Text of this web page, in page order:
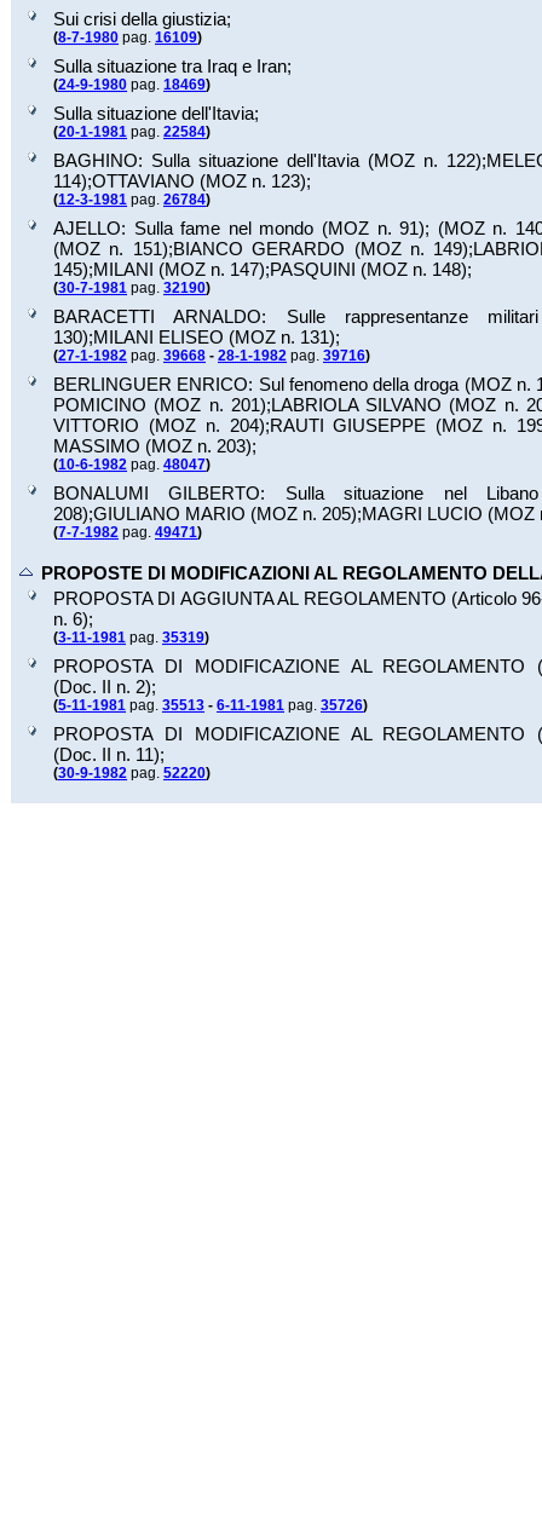
Sui crisi della giustizia;
(8-7-1980 pag. 16109)
Sulla situazione tra Iraq e Iran;
(24-9-1980 pag. 18469)
Sulla situazione dell'Itavia;
(20-1-1981 pag. 22584)
BAGHINO: Sulla situazione dell'Itavia (MOZ n. 122);
114);OTTAVIANO (MOZ n. 123);
(12-3-1981 pag. 26784)
AJELLO: Sulla fame nel mondo (MOZ n.91); (MOZ n.
(MOZ n. 151);BIANCO GERARDO (MOZ n. 149);
145);MILANI (MOZ n. 147);PASQUINI (MOZ n. 148);
(30-7-1981 pag. 32190)
BARACETTI ARNALDO: Sulle rappresentanze
130);MILANI ELISEO (MOZ n. 131);
(27-1-1982 pag. 39668 - 28-1-1982 pag. 39716)
BERLINGUER ENRICO: Sul fenomeno della droga (MOZ n.
POMICINO (MOZ n. 201);LABRIOLA SILVANO (MOZ n.
VITTORIO (MOZ n. 204);RAUTI GIUSEPPE (MOZ n.
MASSIMO (MOZ n. 203);
(10-6-1982 pag. 48047)
BONALUMI GILBERTO: Sulla situazione nel
208);GIULIANO MARIO (MOZ n. 205);MAGRI LUCIO (MOZ
(7-7-1982 pag. 49471)
PROPOSTE DI MODIFICAZIONI AL REGOLAMENTO
PROPOSTA DI AGGIUNTA AL REGOLAMENTO (Articolo
n. 6);
(3-11-1981 pag. 35319)
PROPOSTA DI MODIFICAZIONE AL REGOLAMENTO
(Doc. II n. 2);
(5-11-1981 pag. 35513 - 6-11-1981 pag. 35726)
PROPOSTA DI MODIFICAZIONE AL REGOLAMENTO
(Doc. II n. 11);
(30-9-1982 pag. 52220)